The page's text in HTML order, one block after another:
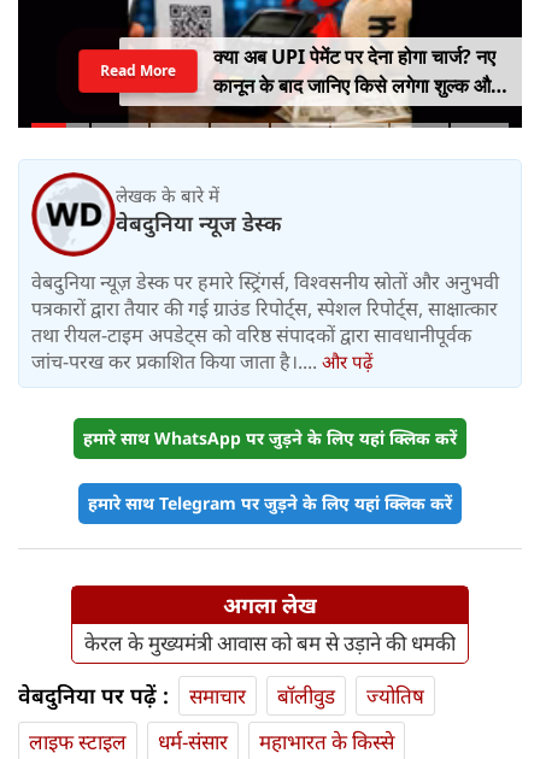
क्या अब UPI पेमेंट पर देना होगा चार्ज? नए
कानून के बाद जानिए किसे लगेगा शुल्क और
किसे नहीं
Read More
लेखक के बारे में
वेबदुनिया न्यूज डेस्क
वेबदुनिया न्यूज़ डेस्क पर हमारे स्ट्रिंगर्स, विश्वसनीय स्रोतों और अनुभवी
पत्रकारों द्वारा तैयार की गई ग्राउंड रिपोर्ट्स, स्पेशल रिपोर्ट्स, साक्षात्कार
तथा रीयल-टाइम अपडेट्स को वरिष्ठ संपादकों द्वारा सावधानीपूर्वक
जांच-परख कर प्रकाशित किया जाता है।.... और पढ़ें
हमारे साथ WhatsApp पर जुड़ने के लिए यहां क्लिक करें
हमारे साथ Telegram पर जुड़ने के लिए यहां क्लिक करें
अगला लेख
केरल के मुख्यमंत्री आवास को बम से उड़ाने की धमकी
वेबदुनिया पर पढ़ें : समाचार बॉलीवुड
ज्योतिष
लाइफ स्‍टाइल
धर्म-संसार
महाभारत के किस्से